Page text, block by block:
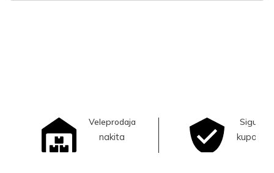
Veleprodaja
nakita
Sigurna
kupovina